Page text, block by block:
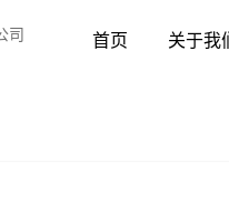
首页 关于我